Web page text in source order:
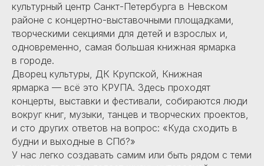
культурный центр Санкт-Петербурга в Невском
районе с концертно-выставочными площадками,
творческими секциями для детей и взрослых и,
одновременно, самая большая книжная ярмарка
в городе.
Дворец культуры, ДК Крупской, Книжная
ярмарка — всё это КРУПА. Здесь проходят
концерты, выставки и фестивали, собираются люди
вокруг книг, музыки, танцев и творческих проектов,
и сто других ответов на вопрос: «Куда сходить в
будни и выходные в СПб?»
У нас легко создавать самим или быть рядом с теми